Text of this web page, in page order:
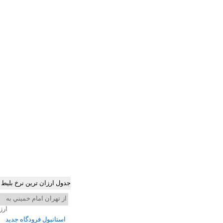
جدول ارزان ترین نرخ
از تهران امام خميني به
استانبول فرودگاه جديد